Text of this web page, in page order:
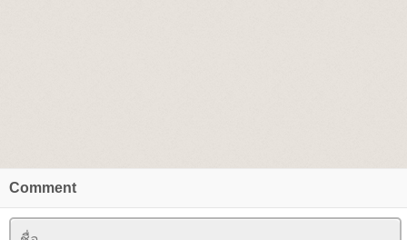
Comment